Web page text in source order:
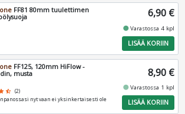
FF81 80mm tuulettimen
6,90 €
fiber_manual_recordVarastossa 4 kpl
LISÄÄ KORIIN
FF125, 120mm HiFlow -
musta
star_half (2)
nyt vaan ei yksinkertaisesti ole
8,90 €
fiber_manual_recordVarastossa 1 kpl
LISÄÄ KORIIN